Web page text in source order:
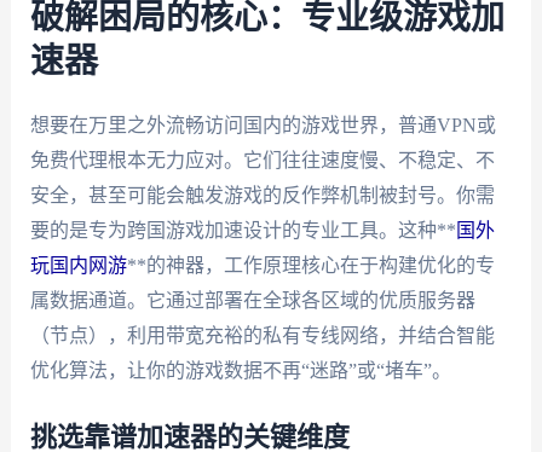
破解困局的核心：专业级游戏加
速器
想要在万里之外流畅访问国内的游戏世界，普通VPN或
免费代理根本无力应对。它们往往速度慢、不稳定、不
安全，甚至可能会触发游戏的反作弊机制被封号。你需
要的是专为跨国游戏加速设计的专业工具。这种** 国外
玩国内网游**的神器，工作原理核心在于构建优化的专
属数据通道。它通过部署在全球各区域的优质服务器
（节点），利用带宽充裕的私有专线网络，并结合智能
优化算法，让你的游戏数据不再“迷路”或“堵车”。
挑选靠谱加速器的关键维度